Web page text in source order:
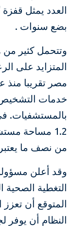
العدد يمثل
بضع سنوات .
وتتحمل كثير
المتزايد على
خدمات التشخيص
بالمستشفيات.
من نصف ما
وقد أعلن
المتوقع أن
النظام أن يوفر